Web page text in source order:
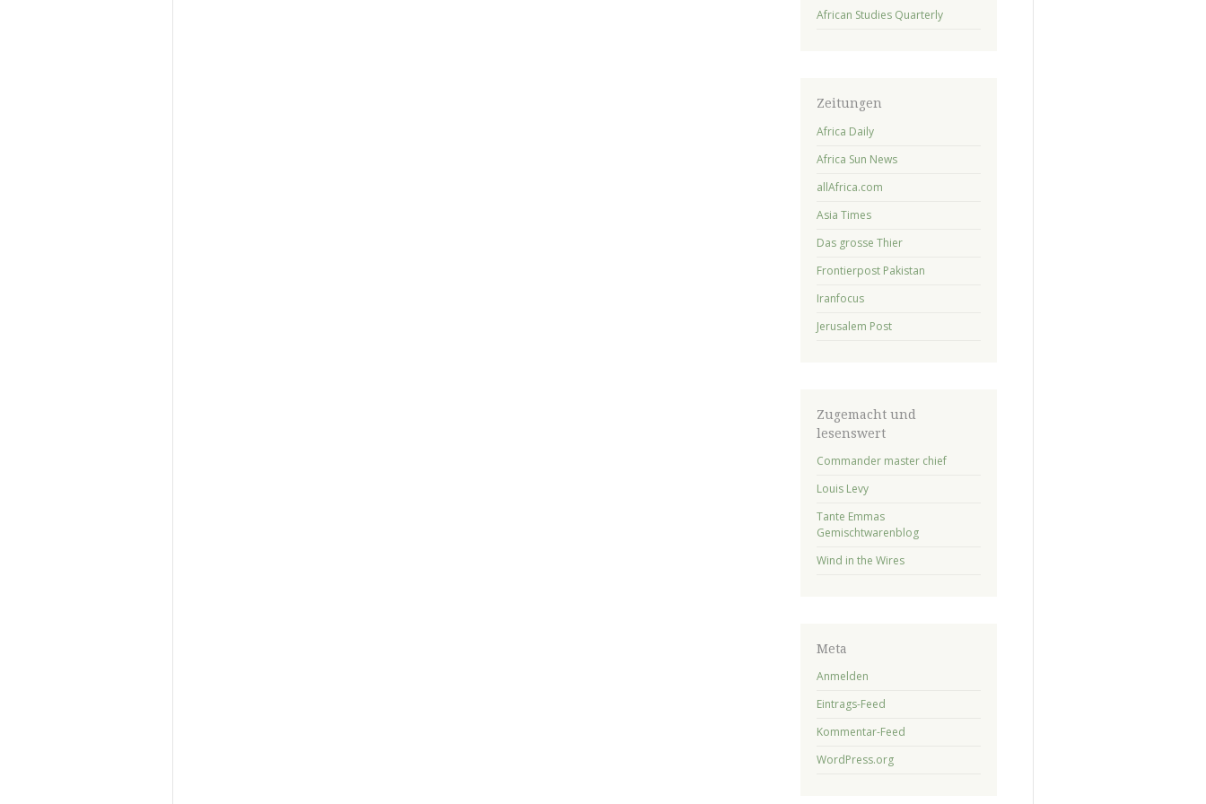
African Studies Quarterly
Zeitungen
Africa Daily
Africa Sun News
allAfrica.com
Asia Times
Das grosse Thier
Frontierpost Pakistan
Iranfocus
Jerusalem Post
Zugemacht und
lesenswert
Commander master chief
Louis Levy
Tante Emmas
Gemischtwarenblog
Wind in the Wires
Meta
Anmelden
Eintrags-Feed
Kommentar-Feed
WordPress.org